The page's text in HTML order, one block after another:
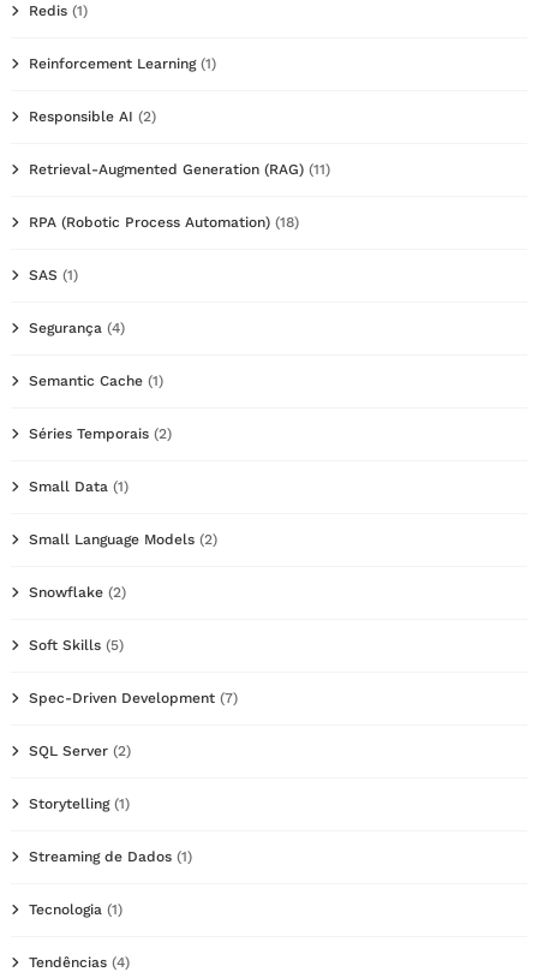
Redis (1)
Reinforcement Learning(1)
Responsible AI (2)
Retrieval-Augmented Generation (RAG) (11)
RPA (Robotic Process Automation) (18)
SAS (1)
Segurança (4)
Semantic Cache (1)
Séries Temporais (2)
Small Data (1)
Small Language Models (2)
Snowflake (2)
Soft Skills (5)
Spec-Driven Development (7)
SQL Server (2)
Storytelling(1)
Streaming de Dados (1)
Tecnologia (1)
Tendências (4)